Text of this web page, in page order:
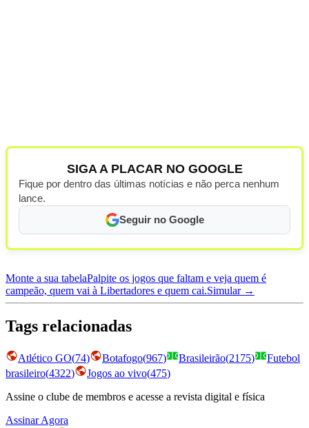
SIGA A PLACAR NO GOOGLE
Fique por dentro das últimas notícias e não perca nenhum
lance.
Seguir no Google
Monte a sua tabelaPalpite os jogos que faltam e veja quem é
campeão, quem vai à Libertadores e quem cai.Simular →
Tags relacionadas
Atlético GO(74) Botafogo(967) Brasileirão(2175)
Futebol
brasileiro(4322) Jogos ao vivo(475)
Assine o clube de membros e acesse a revista digital e física
Assinar Agora